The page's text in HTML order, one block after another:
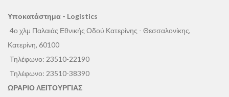
Υποκατάστημα - Logistics
4ο χλμ Παλαιάς Εθνικής Οδού Κατερίνης - Θεσσαλονίκης,
Κατερίνη, 60100
Τηλέφωνο: 23510-22190
Τηλέφωνο: 23510-38390
ΩΡΑΡΙΟ ΛΕΙΤΟΥΡΓΙΑΣ